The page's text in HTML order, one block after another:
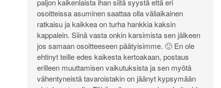
paljon kaikenlaista ihan siitä syystä että eri
osoitteissa asuminen saattaa olla väliaikainen
ratkaisu ja kaikkea on turha hankkia kaksin
kappalein. Siinä vasta onkin karsimista sen jälkeen
jos samaan osoitteeseen päätyisimme. 🙂 En ole
ehtinyt teille edes kaikesta kertoakaan, postaus
erilleen muuttamisen vaikutuksista ja sen myötä
vähentyneistä tavaroistakin on jäänyt kypsymään